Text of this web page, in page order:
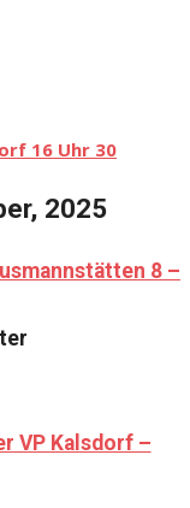
16 Uhr 30
2025
8 –
VP Kalsdorf –